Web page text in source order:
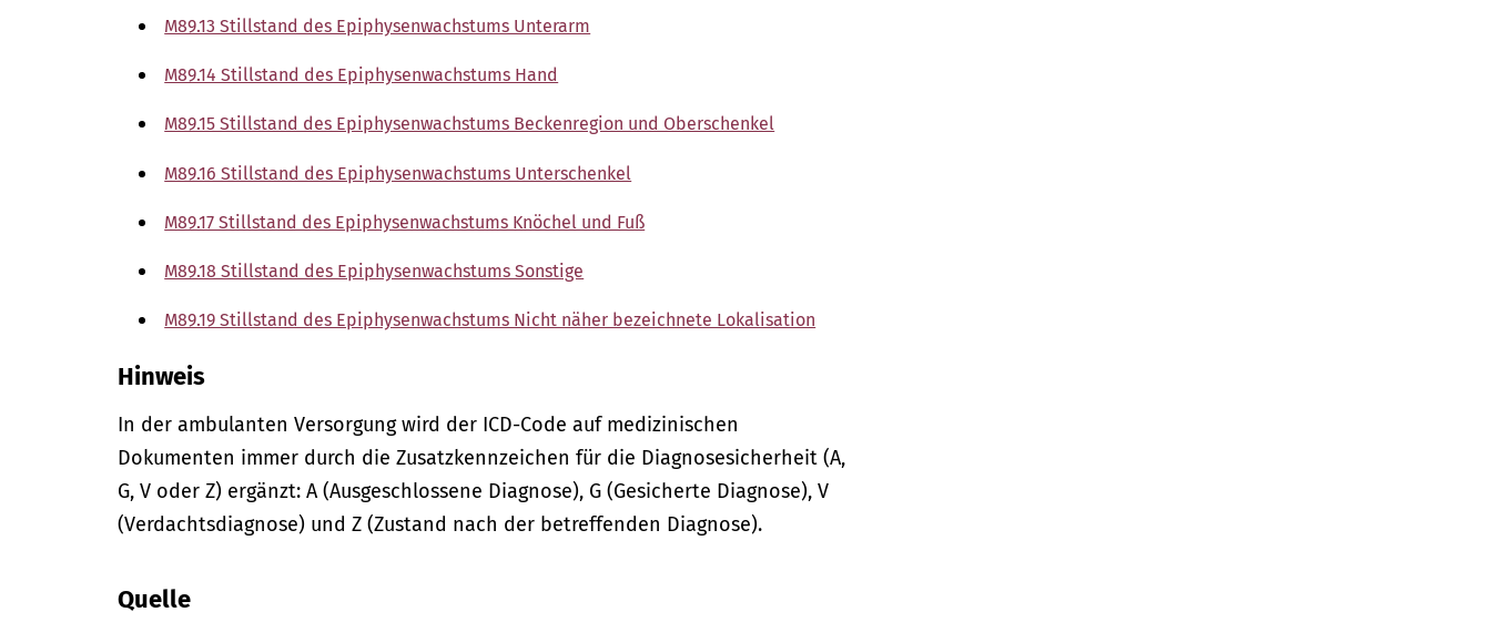
M89.13 Stillstand des Epiphysenwachstums Unterarm
M89.14 Stillstand des Epiphysenwachstums Hand
M89.15 Stillstand des Epiphysenwachstums Beckenregion und Oberschenkel
M89.16 Stillstand des Epiphysenwachstums Unterschenkel
M89.17 Stillstand des Epiphysenwachstums Knöchel und Fuß
M89.18 Stillstand des Epiphysenwachstums Sonstige
M89.19 Stillstand des Epiphysenwachstums Nicht näher bezeichnete Lokalisation
Hinweis
In derambulanten Versorgung wird der ICD-Code auf medizinischen
Dokumenten immer durch die Zusatzkennzeichen für die Diagnosesicherheit (A,
G, V oder Z) ergänzt: A (Ausgeschlossene Diagnose), G (Gesicherte Diagnose), V
(Verdachtsdiagnose) und Z (Zustand nach der betreffenden Diagnose).
Quelle